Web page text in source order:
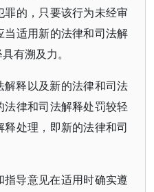
的，只要该行为未经审
适用新的法律和司法解
有溯及力。
释以及新的法律和司法
律和司法解释处罚较轻
处理，即新的法律和司
导意见在适用时确实遵